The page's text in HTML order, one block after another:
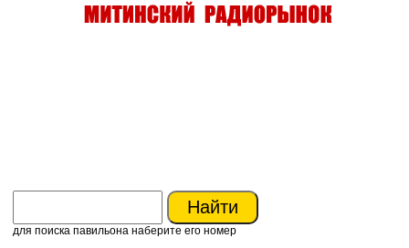
для поиска павильона наберите его номер